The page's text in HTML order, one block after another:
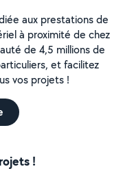
aux prestations de
à proximité de chez
de 4,5 millions de
et facilitez
vos projets !
!